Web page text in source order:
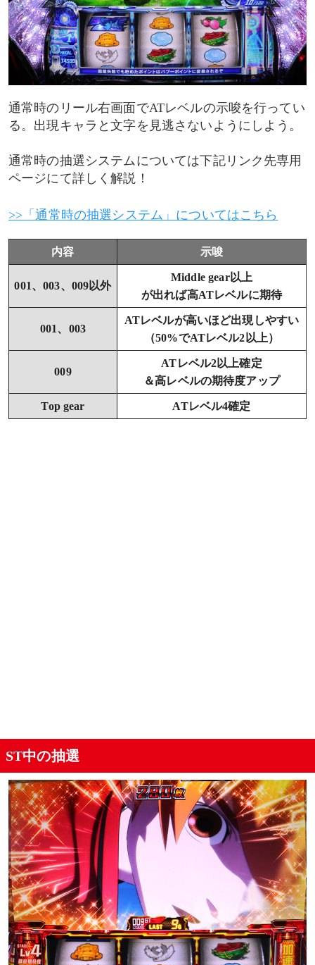
通常時のリール右画面でATレベルの示唆を行ってい
る。出現キャラと文字を見逃さないようにしよう。
通常時の抽選システムについては下記リンク先専用
ページにて詳しく解説！
>>「通常時の抽選システム」についてはこちら
内容 示唆
001、003、009以外
Middle gear以上
が出れば高ATレベルに期待
001、003
ATレベルが高いほど出現しやすい
（50%でATレベル2以上）
009
ATレベル2以上確定
＆高レベルの期待度アップ
Top gear ATレベル4確定
ST中の抽選